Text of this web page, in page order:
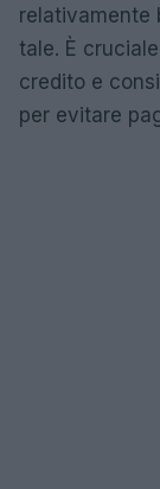
relativamente
tale. È
credito e
per evitare